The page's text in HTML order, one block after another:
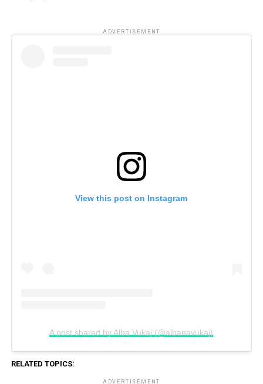
ADVERTISEMENT
View this post on Instagram
A post shared by Alba Vukaj (@albanavukaj)
RELATED TOPICS:
ADVERTISEMENT